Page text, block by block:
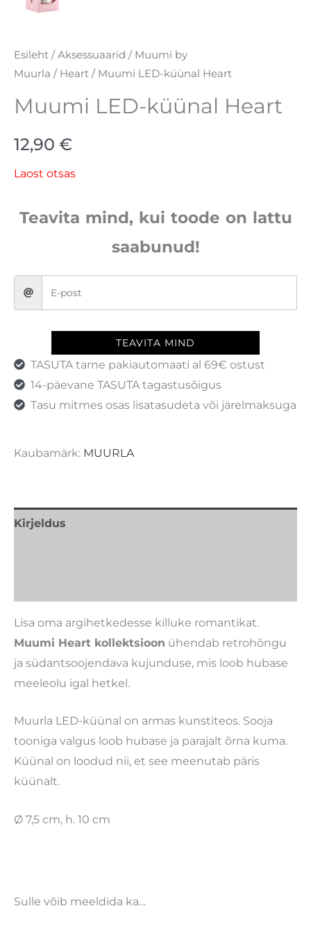
Esileht / Aksessuaarid / Muumi by
Muurla / Heart / Muumi LED-küünal Heart
Muumi LED-küünal Heart
12,90 €
Laost otsas
Teavita mind, kui toode on lattu
saabunud!
TEAVITA MIND
TASUTA tarne pakiautomaati al 69€ ostust
14-päevane TASUTA tagastusõigus
Tasu mitmes osas lisatasudeta või järelmaksuga
Kaubamärk: MUURLA
Kirjeldus
Lisa oma argihetkedesse killuke romantikat.
Muumi Heart kollektsioon ühendab retrohõngu
ja südantsoojendava kujunduse, mis loob hubase
meeleolu igal hetkel.
Muurla LED-küünal on armas kunstiteos. Sooja
tooniga valgus loob hubase ja parajalt õrna kuma.
Küünal on loodud nii, et see meenutab päris
küünalt.
Ø 7,5 cm, h. 10 cm
Sulle võib meeldida ka…